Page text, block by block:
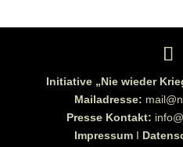
Initiative „Nie wieder
Mailadresse:
Presse Kontakt:
Impressum I